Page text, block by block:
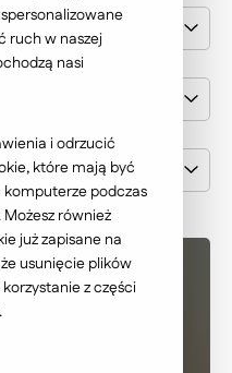
ruch w naszej
nasi
i odrzucić
które mają być
podczas
również
już zapisane na
usunięcie plików
z części